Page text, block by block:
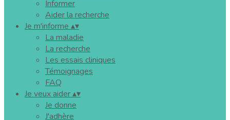
Informer
Aider la recherche
Je m'informe ▴▾
La maladie
La recherche
Les essais cliniques
Témoignages
FAQ
Je veux aider▴▾
Je donne
J'adhère